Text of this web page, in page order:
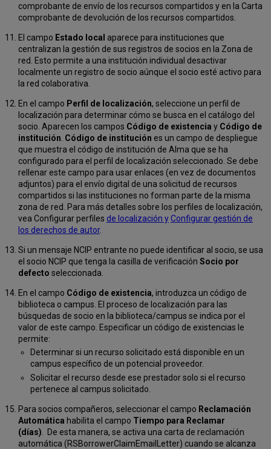
comprobante de envío de los recursos compartidos y en la Carta
comprobante de devolución de los recursos compartidos.
El campo Estado local aparece para instituciones que
centralizan la gestión de sus registros de socios en la Zona de
red. Esto permite a una institución individual desactivar
localmente un registro de socio aúnque el socio esté activo para
la red colaborativa.
En el campo Perfil de localización, seleccione un perfil de
localización para determinar cómo se busca en el catálogo del
socio. Aparecen los campos Código de existencia y Código de
institución Código de institución es un campo de despliegue
que muestra el código de institución de Alma que se ha
configurado para el perfil de localización seleccionado. Se debe
rellenar este campo para usar enlaces (en vez de documentos
adjuntos) para el envío digital de una solicitud de recursos
compartidos si las instituciones no forman parte de la misma
zona de red. Para más detalles sobre los perfiles de localización,
vea Configurar perfiles de localización yConfigurar gestión de
los derechos de autor.
Si un mensaje NCIP entrante no puede identificar al socio, se usa
el socio NCIP que tenga la casilla de verificación Socio por
defecto seleccionada.
En el campo Código de existencia, introduzca un código de
biblioteca o campus. El proceso de localización para las
búsquedas de socio en la biblioteca/campus se indica por el
valor de este campo. Especificar un código de existencias le
permite:
Determinar si un recurso solicitado está disponible en un
campus específico de un potencial proveedor.
Solicitar el recurso desde ese prestador solo si el recurso
pertenece al campus solicitado.
Para socios compañeros, seleccionar el campo Reclamación
Automática habilita el campo Tiempo para Reclamar
(días) . De esta manera, se activa una carta de reclamación
automática (RSBorrowerClaimEmailLetter) cuando se alcanza